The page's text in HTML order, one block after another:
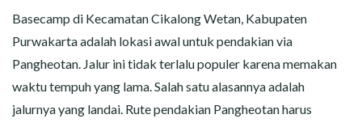
Basecamp di Kecamatan Cikalong Wetan, Kabupaten
Purwakarta adalah lokasi awal untuk pendakian via
Pangheotan. Jalur ini tidak terlalu populer karena memakan
waktu tempuh yang lama. Salah satu alasannya adalah
jalurnya yang landai. Rute pendakian Pangheotan harus